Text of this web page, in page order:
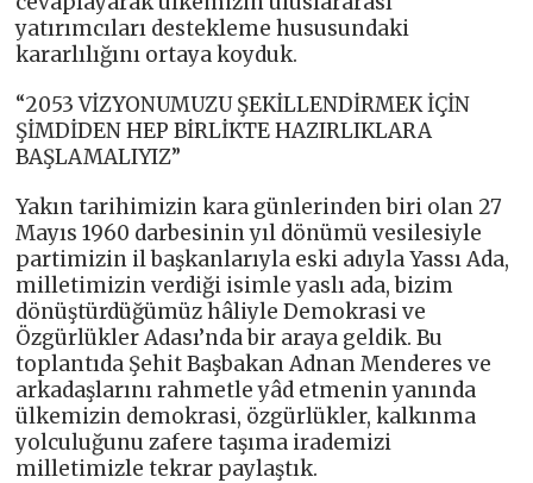
yatırımcıları destekleme hususundaki
kararlılığını ortaya koyduk.
“2053 VİZYONUMUZU ŞEKİLLENDİRMEK İÇİN
ŞİMDİDEN HEP BİRLİKTE HAZIRLIKLARA
BAŞLAMALIYIZ”
Yakın tarihimizin kara günlerinden biri olan 27
Mayıs 1960 darbesinin yıl dönümü vesilesiyle
partimizin il başkanlarıyla eski adıyla Yassı Ada,
milletimizin verdiği isimle yaslı ada, bizim
dönüştürdüğümüz hâliyle Demokrasi ve
Özgürlükler Adası’nda bir araya geldik. Bu
toplantıda Şehit Başbakan Adnan Menderes ve
arkadaşlarını rahmetle yâd etmenin yanında
ülkemizin demokrasi, özgürlükler, kalkınma
yolculuğunu zafere taşıma irademizi
milletimizle tekrar paylaştık.